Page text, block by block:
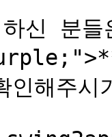
신 분
인해주